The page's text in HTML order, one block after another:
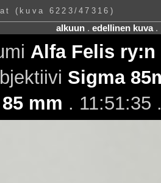
(kuva 6223/47316)
alkuun. edellinen kuva.
Alfa Felis ry:n
Sigma
85 mm . 11:51:35